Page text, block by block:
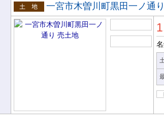
売土地
一宮市木曽川町黒田一ノ通り